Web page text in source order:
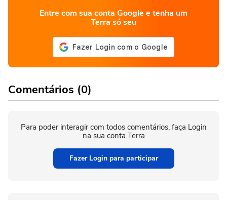
Entre com sua conta Google e tenha um
Terra só seu
Comentários (0)
Para poder interagir com todos comentários, faça Login
na sua conta Terra
Fazer Login para participar